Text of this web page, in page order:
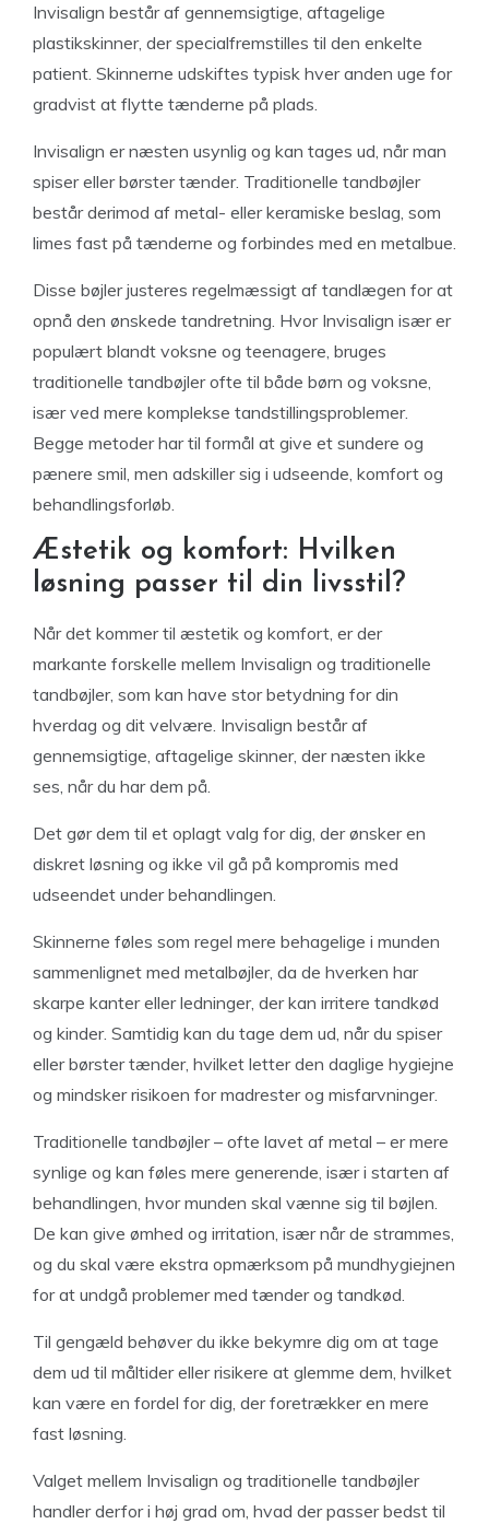
Invisalign består af gennemsigtige, aftagelige
plastikskinner, der specialfremstilles til den enkelte
patient. Skinnerne udskiftes typisk hver anden uge for
gradvist at flytte tænderne på plads.
Invisalign er næsten usynlig og kan tages ud, når man
spiser eller børster tænder. Traditionelle tandbøjler
består derimod af metal- eller keramiske beslag, som
limes fast på tænderne og forbindes med en metalbue.
Disse bøjler justeres regelmæssigt af tandlægen for at
opnå den ønskede tandretning. Hvor Invisalign især er
populært blandt voksne og teenagere, bruges
traditionelle tandbøjler ofte til både børn og voksne,
især ved mere komplekse tandstillingsproblemer.
Begge metoder har til formål at give et sundere og
pænere smil, men adskiller sig i udseende, komfort og
behandlingsforløb.
Æstetik og komfort: Hvilken
løsning passer til din livsstil?
Når det kommer til æstetik og komfort, er der
markante forskelle mellem Invisalign og traditionelle
tandbøjler, som kan have stor betydning for din
hverdag og dit velvære. Invisalign består af
gennemsigtige, aftagelige skinner, der næsten ikke
ses, når du har dem på.
Det gør dem til et oplagt valg for dig, der ønsker en
diskret løsning og ikke vil gå på kompromis med
udseendet under behandlingen.
Skinnerne føles som regel mere behagelige i munden
sammenlignet med metalbøjler, da de hverken har
skarpe kanter eller ledninger, der kan irritere tandkød
og kinder. Samtidig kan du tage dem ud, når du spiser
eller børster tænder, hvilket letter den daglige hygiejne
og mindsker risikoen for madrester og misfarvninger.
Traditionelle tandbøjler – ofte lavet af metal – er mere
synlige og kan føles mere generende, især i starten af
behandlingen, hvor munden skal vænne sig til bøjlen.
De kan give ømhed og irritation, især når de strammes,
og du skal være ekstra opmærksom på mundhygiejnen
for at undgå problemer med tænder og tandkød.
Til gengæld behøver du ikke bekymre dig om at tage
dem ud til måltider eller risikere at glemme dem, hvilket
kan være en fordel for dig, der foretrækker en mere
fast løsning.
Valget mellem Invisalign og traditionelle tandbøjler
handler derfor i høj grad om, hvad der passer bedst til